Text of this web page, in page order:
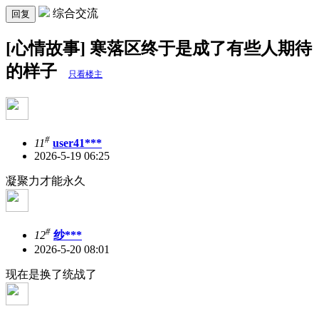
回复 综合交流
[心情故事] 寒落区终于是成了有些人期待
的样子
只看楼主
11# user41***
2026-5-19 06:25
凝聚力才能永久
12# 纱***
2026-5-20 08:01
现在是换了统战了